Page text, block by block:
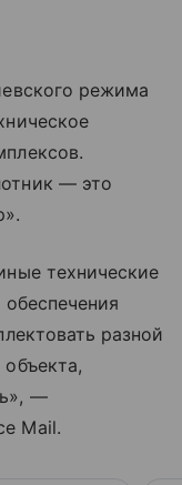
режима
— это
технические
разной
—
Mail.